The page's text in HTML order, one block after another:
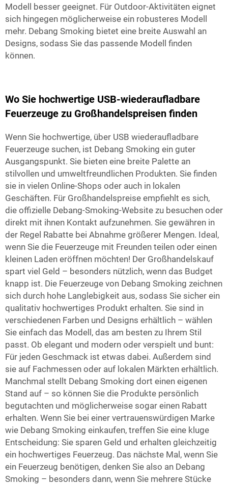
Modell besser geeignet. Für Outdoor-Aktivitäten eignet
sich hingegen möglicherweise ein robusteres Modell
mehr. Debang Smoking bietet eine breite Auswahl an
Designs, sodass Sie das passende Modell finden
können.
Wo Sie hochwertige USB-wiederaufladbare
Feuerzeuge zu Großhandelspreisen finden
Wenn Sie hochwertige, über USB wiederaufladbare
Feuerzeuge suchen, ist Debang Smoking ein guter
Ausgangspunkt. Sie bieten eine breite Palette an
stilvollen und umweltfreundlichen Produkten. Sie finden
sie in vielen Online-Shops oder auch in lokalen
Geschäften. Für Großhandelspreise empfiehlt es sich,
die offizielle Debang-Smoking-Website zu besuchen oder
direkt mit ihnen Kontakt aufzunehmen. Sie gewähren in
der Regel Rabatte bei Abnahme größerer Mengen. Ideal,
wenn Sie die Feuerzeuge mit Freunden teilen oder einen
kleinen Laden eröffnen möchten! Der Großhandelskauf
spart viel Geld – besonders nützlich, wenn das Budget
knapp ist. Die Feuerzeuge von Debang Smoking zeichnen
sich durch hohe Langlebigkeit aus, sodass Sie sicher ein
qualitativ hochwertiges Produkt erhalten. Sie sind in
verschiedenen Farben und Designs erhältlich – wählen
Sie einfach das Modell, das am besten zu Ihrem Stil
passt. Ob elegant und modern oder verspielt und bunt:
Für jeden Geschmack ist etwas dabei. Außerdem sind
sie auf Fachmessen oder auf lokalen Märkten erhältlich.
Manchmal stellt Debang Smoking dort einen eigenen
Stand auf – so können Sie die Produkte persönlich
begutachten und möglicherweise sogar einen Rabatt
erhalten. Wenn Sie bei einer vertrauenswürdigen Marke
wie Debang Smoking einkaufen, treffen Sie eine kluge
Entscheidung: Sie sparen Geld und erhalten gleichzeitig
ein hochwertiges Feuerzeug. Das nächste Mal, wenn Sie
ein Feuerzeug benötigen, denken Sie also an Debang
Smoking – besonders dann, wenn Sie mehrere Stücke